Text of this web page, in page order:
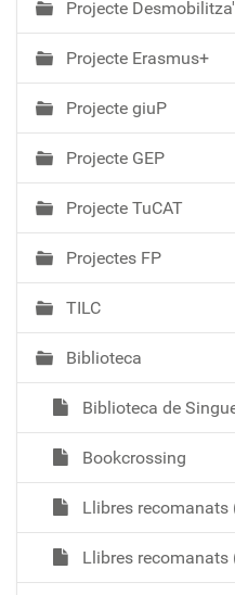
Projecte
Projecte Erasmus+
Projecte giuP
Projecte GEP
Projecte TuCAT
Projectes FP
TILC
Biblioteca
Biblioteca de
Bookcrossing
Llibres recomanats
Llibres recomanats